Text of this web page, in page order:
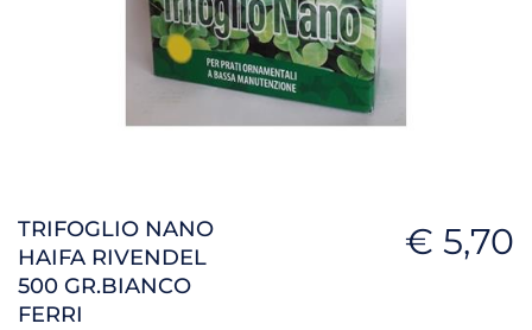
TRIFOGLIO NANO
HAIFA RIVENDEL
500 GR.BIANCO
FERRI
€ 5,70